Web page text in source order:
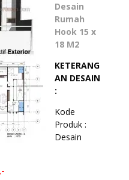
Desain
Rumah
Hook 15 x
18 M2
KETERANG
AN DESAIN
:
Kode
Produk :
Desain